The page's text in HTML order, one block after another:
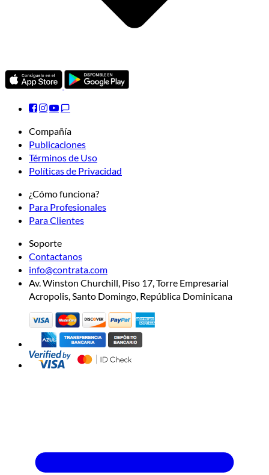
Compañía
Publicaciones
Términos de Uso
Políticas de Privacidad
¿Cómo funciona?
Para Profesionales
Para Clientes
Soporte
Contactanos
info@contrata.com
Av. Winston Churchill, Piso 17, Torre Empresarial
Acropolis, Santo Domingo, República Dominicana